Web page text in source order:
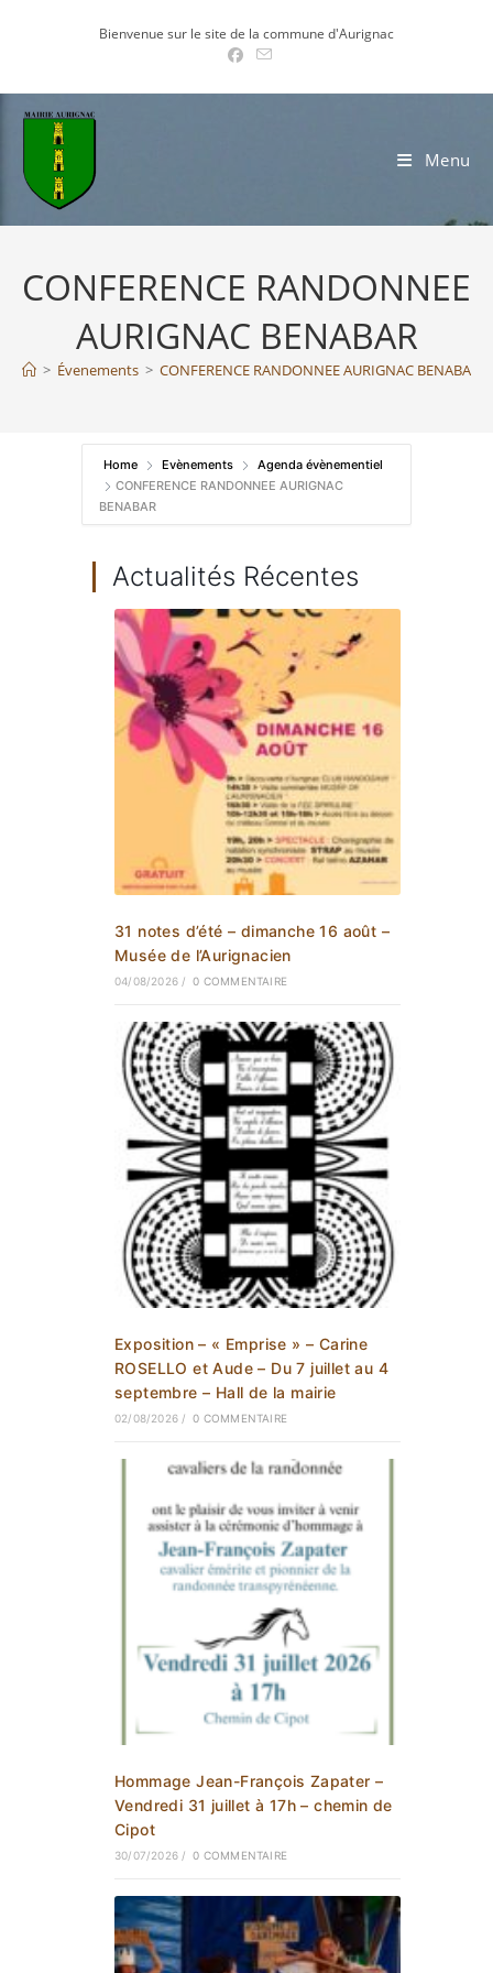
Bienvenue sur le site de la commune d'Aurignac
Menu
CONFERENCE RANDONNEE
AURIGNAC BENABAR
> Évenements > CONFERENCE RANDONNEE AURIGNAC BENABAR
Home Evènements
Agenda évènementiel
CONFERENCE RANDONNEE AURIGNAC
BENABAR
Actualités Récentes
31 notes d’été – dimanche 16 août –
Musée de l’Aurignacien
04/08/2026 / 0 COMMENTAIRE
Exposition – « Emprise » – Carine
ROSELLO et Aude – Du 7 juillet au 4
septembre – Hall de la mairie
02/08/2026 / 0 COMMENTAIRE
Hommage Jean-François Zapater –
Vendredi 31 juillet à 17h – chemin de
Cipot
30/07/2026 / 0 COMMENTAIRE